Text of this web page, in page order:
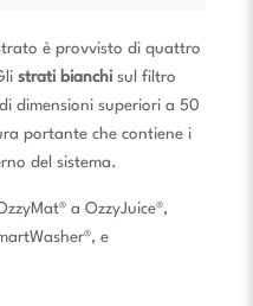
è provvisto di quattro
strati bianchi sul filtro
dimensioni superiori a 50
portante che contiene i
del sistema.
a OzzyJuice®,
e